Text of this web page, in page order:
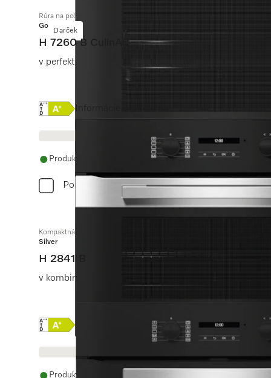
Darček
Rúra na pečenie
Gold
H 7260 B CulinArt
v perfektne kombinovateľnom dizajne s textovým
Online Label Flag, Energetický štítok
Produkt je dostupný
Porovnať
Kompaktná rúra na pečenie
Silver
H 2841 B
v kombinovateľnom dizajne so zosietením,
Online Label Flag, Energetický štítok
Informácie o produkte
Produkt je dostupný